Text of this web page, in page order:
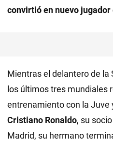
convirtió en nuevo
Mientras el delantero de la
los últimos tres mundiales
entrenamiento con la Juve
Cristiano Ronaldo, su
Madrid, su hermano